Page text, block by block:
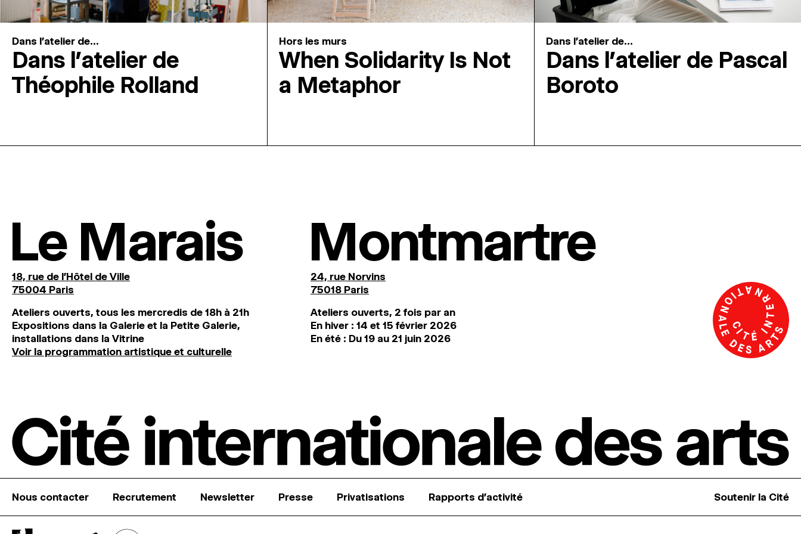
Dans l'atelier de...
Dans l’atelier de
Théophile Rolland
Hors les murs
When Solidarity Is Not
a Metaphor
Dans l'atelier de...
Dans l’atelier de Pascal
Boroto
Le Marais
18, rue de l'Hôtel de Ville
75004 Paris
Ateliers ouverts, tous les mercredis de 18h à 21h
Expositions dans la Galerie et la Petite Galerie,
installations dans la Vitrine
Voir la programmation artistique et culturelle
Montmartre
24, rue Norvins
75018 Paris
Ateliers ouverts, 2 fois par an
En hiver : 14 et 15 février 2026
En été : Du 19 au 21 juin 2026
Nous contacter Recrutement Newsletter Presse Privatisations Rapports d’activité Soutenir la Cité